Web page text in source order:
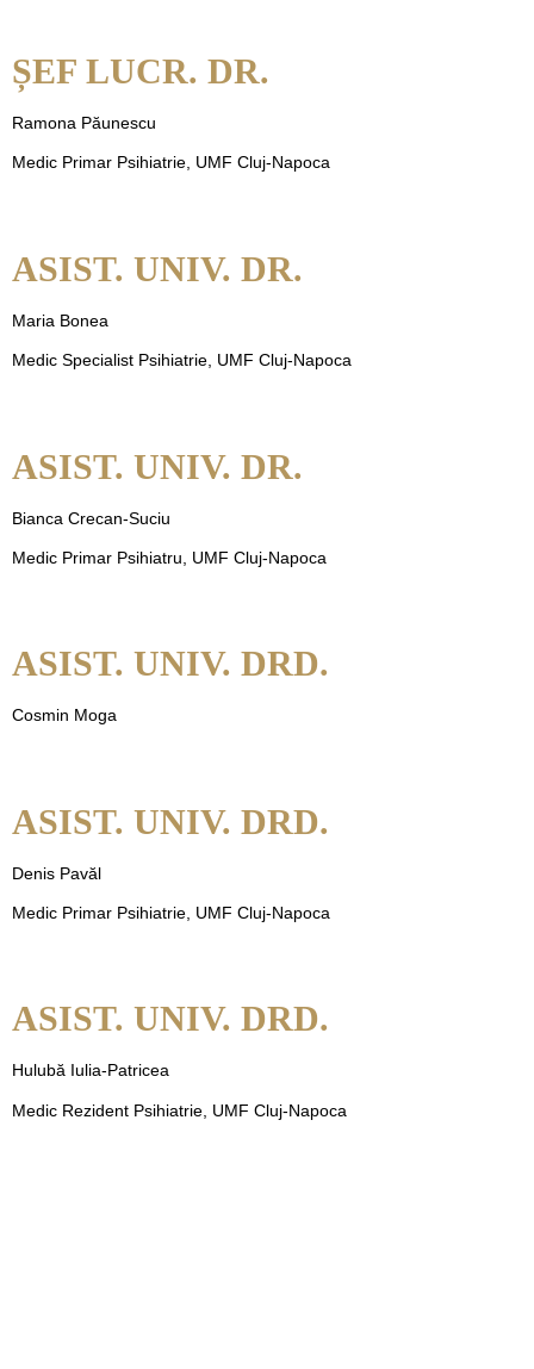
ȘEF LUCR. DR.
Ramona Păunescu
Medic Primar Psihiatrie, UMF Cluj-Napoca
ASIST. UNIV. DR.
Maria Bonea
Medic Specialist Psihiatrie, UMF Cluj-Napoca
ASIST. UNIV. DR.
Bianca Crecan-Suciu
Medic Primar Psihiatru, UMF Cluj-Napoca
ASIST. UNIV. DRD.
Cosmin Moga
ASIST. UNIV. DRD.
Denis Pavăl
Medic Primar Psihiatrie, UMF Cluj-Napoca
ASIST. UNIV. DRD.
Hulubă Iulia-Patricea
Medic Rezident Psihiatrie, UMF Cluj-Napoca